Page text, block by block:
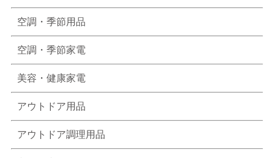
空調・季節用品
空調・季節家電
美容・健康家電
アウトドア用品
アウトドア調理用品